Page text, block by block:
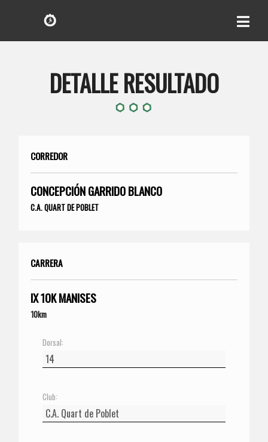
DETALLE RESULTADO
CORREDOR
CONCEPCIÓN GARRIDO BLANCO
C.A. QUART DE POBLET
CARRERA
IX 10K MANISES
10km
Dorsal:
Club: